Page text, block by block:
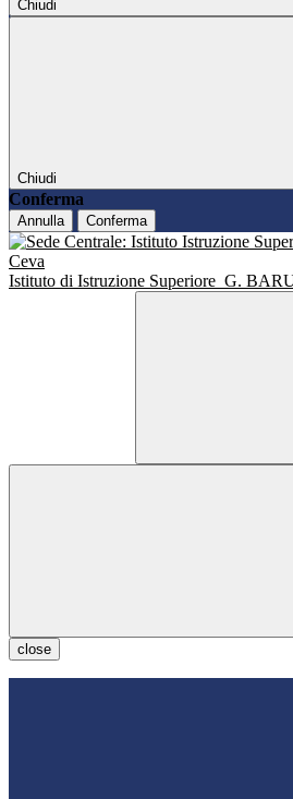
Chiudi
Chiudi
Conferma
Annulla Conferma
Istituto di Istruzione Superiore G.
close